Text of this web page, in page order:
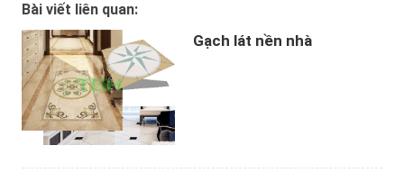
Bài viết liên quan:
Gạch lát nền nhà